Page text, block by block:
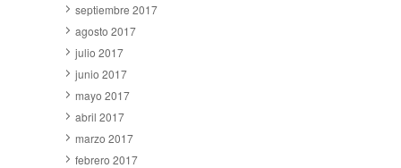
septiembre 2017
agosto 2017
julio 2017
junio 2017
mayo 2017
abril 2017
marzo 2017
febrero 2017